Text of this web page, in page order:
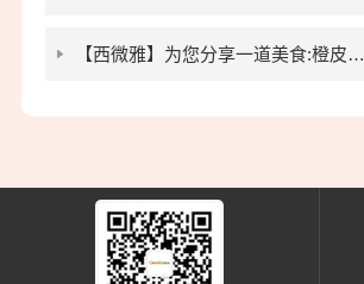
【西微雅】为您分享一道美食:橙皮丁